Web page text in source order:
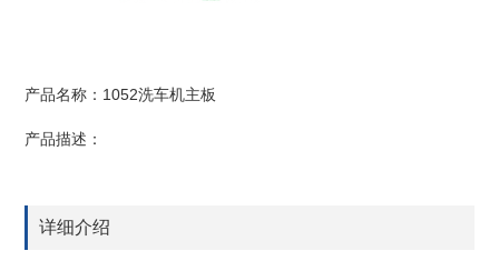
产品名称：1052洗车机主板
产品描述：
详细介绍